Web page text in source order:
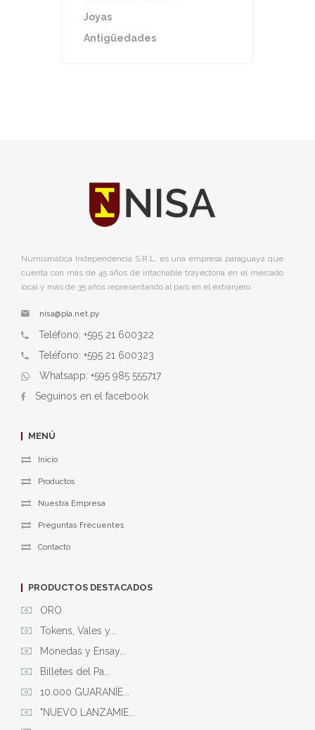
Joyas
Antigüedades
Numismática Independencia S.R.L. es una empresa paraguaya que
cuenta con más de 45 años de intachable trayectoria en el mercado
local y más de 35 años representando al país en el extranjero.
nisa@pla.net.py
Teléfono: +595 21 600322
Teléfono: +595 21 600323
Whatsapp: +595 985 555717
Seguínos en el facebook
MENÚ
Inicio
Productos
Nuestra Empresa
Preguntas Frecuentes
Contacto
PRODUCTOS DESTACADOS
ORO
Tokens, Vales y...
Monedas y Ensay...
Billetes del Pa...
10.000 GUARANÍE...
"NUEVO LANZAMIE...